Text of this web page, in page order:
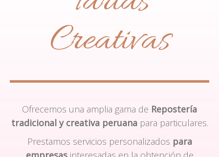
Creativas
Ofrecemos una amplia gama de Repostería
tradicional y creativa peruanapara particulares.
Prestamos servicios personalizados para